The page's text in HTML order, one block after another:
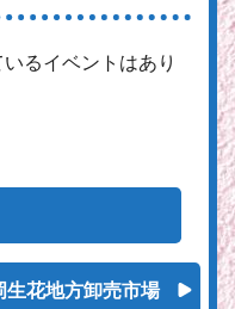
るイベントはあり
生花地方卸売市場